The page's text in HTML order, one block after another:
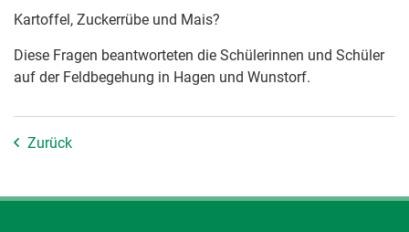
Kartoffel, Zuckerrübe und Mais?
Diese Fragen beantworteten die Schülerinnen und Schüler
auf der Feldbegehung in Hagen und Wunstorf.
Zurück